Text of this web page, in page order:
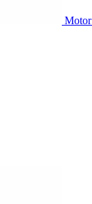
Motor